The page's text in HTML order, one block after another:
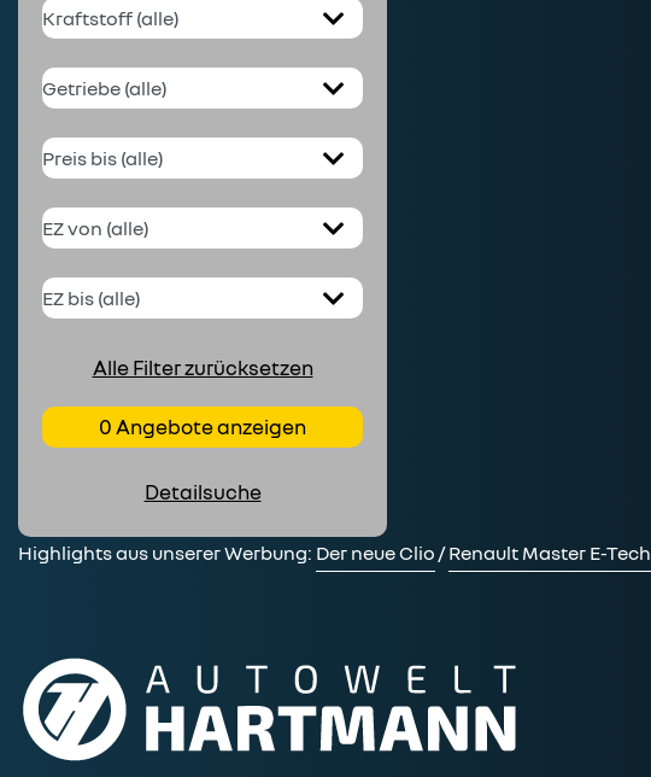
Alle Filter zurücksetzen
0 Angebote anzeigen
Detailsuche
Highlights aus unserer Werbung: Der neue Clio /Renault Master E-Tech